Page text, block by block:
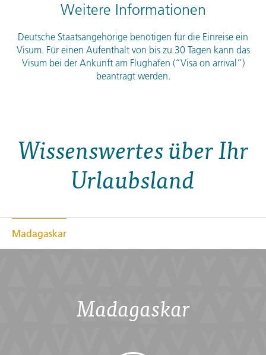
Weitere Informationen
Deutsche Staatsangehörige benötigen für die Einreise ein
Visum. Für einen Aufenthalt von bis zu 30 Tagen kann das
Visum bei der Ankunft am Flughafen (“Visa on arrival”)
beantragt werden.
Wissenswertes über Ihr
Urlaubsland
Madagaskar
Madagaskar